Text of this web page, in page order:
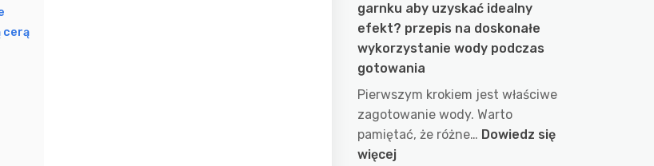
cerą
mity
o
laseroterapii
skóry
–
obalamy
popularne
przekonania
garnku aby uzyskać idealny
efekt? przepis na doskonałe
wykorzystanie wody podczas
gotowania
Pierwszym krokiem jest właściwe
zagotowanie wody. Warto
pamiętać, że różne… Dowiedz się
więcej: